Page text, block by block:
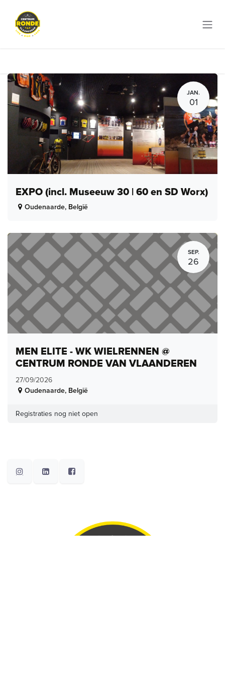
JAN.
01
EXPO (incl. Museeuw 30 | 60 en SD Worx)
Oudenaarde, België
SEP.
26
MEN ELITE - WK WIELRENNEN @
CENTRUM RONDE VAN VLAANDEREN
27/09/2026
Oudenaarde, België
Registraties nog niet open